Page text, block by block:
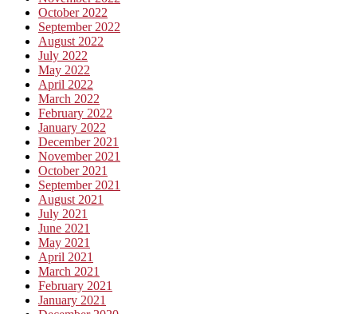
October 2022
September 2022
August 2022
July 2022
May 2022
April 2022
March 2022
February 2022
January 2022
December 2021
November 2021
October 2021
September 2021
August 2021
July 2021
June 2021
May 2021
April 2021
March 2021
February 2021
January 2021